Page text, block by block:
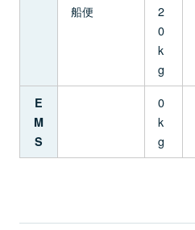
船便
2
0
k
g
E
M
S
0
k
g